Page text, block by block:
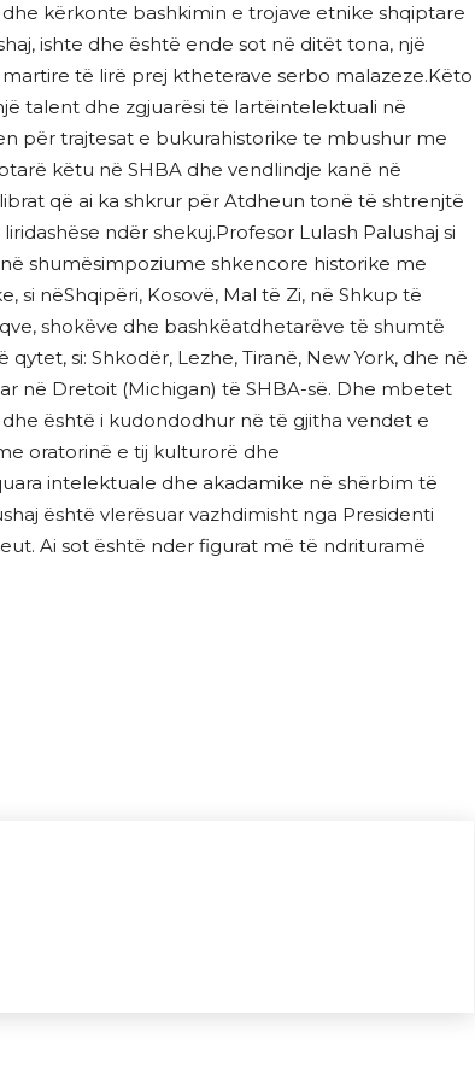
kërkonte bashkimin e trojave etnike shqiptare
ishte dhe është ende sot në ditët tona, një
të lirë prej ktheterave serbo malazeze.Këto
talent dhe zgjuarësi të lartëintelektuali në
për trajtesat e bukurahistorike te mbushur me
këtu në SHBA dhe vendlindje kanë në
që ai ka shkrur për Atdheun tonë të shtrenjtë
ndër shekuj.Profesor Lulash Palushaj si
shumësimpoziume shkencore historike me
nëShqipëri, Kosovë, Mal të Zi, në Shkup të
shokëve dhe bashkëatdhetarëve të shumtë
si: Shkodër, Lezhe, Tiranë, New York, dhe në
në Dretoit (Michigan) të SHBA-së. Dhe mbetet
është i kudondodhur në të gjitha vendet e
oratorinë e tij kulturorë dhe
intelektuale dhe akadamike në shërbim të
është vlerësuar vazhdimisht nga Presidenti
Ai sot është nder figurat më të ndrituramë